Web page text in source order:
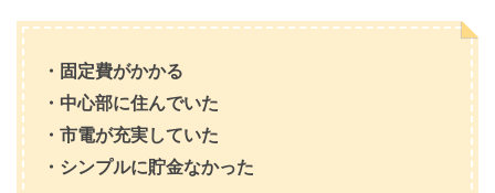
・固定費がかかる
・中心部に住んでいた
・市電が充実していた
・シンプルに貯金なかった